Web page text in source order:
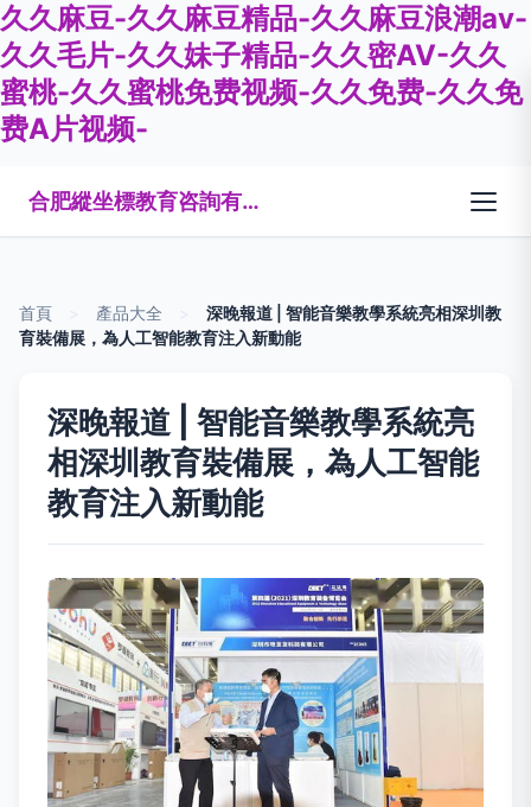
久久麻豆-久久麻豆精品-久久麻豆浪潮av-
久久毛片-久久妹子精品-久久密AV-久久
蜜桃-久久蜜桃免费视频-久久免费-久久免
费A片视频-
合肥縱坐標教育咨詢有限公司
首頁 產品大全
深晚報道 | 智能音樂教學系統亮相深圳教
育裝備展，為人工智能教育注入新動能
深晚報道 | 智能音樂教學系統亮
相深圳教育裝備展，為人工智能
教育注入新動能